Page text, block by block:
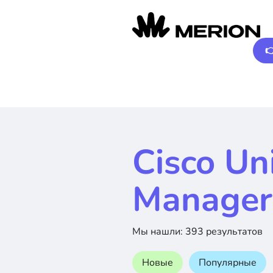
Cisco
Мы нашли: 393 результатов
Новые Популярные